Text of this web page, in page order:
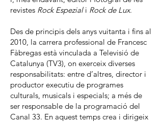
revistes Rock Espezial i Rock de Lux.
Des de principis dels anys vuitanta i fins al
2010, la carrera professional de Francesc
Fàbregas està vinculada a Televisió de
Catalunya (TV3), on exerceix diverses
responsabilitats: entre d’altres, director i
productor executiu de programes
culturals, musicals i especials; a més de
ser responsable de la programació del
Canal 33. En aquest temps crea i dirigeix